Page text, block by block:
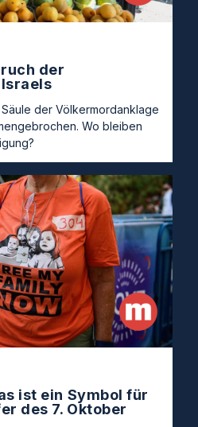
der
der Völkermordanklage
Wo bleiben
ist ein Symbol für
des 7. Oktober